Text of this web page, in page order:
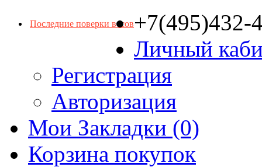
Последние поверки весов+7(495)432-
Личный
Регистрация
Авторизация
Мои Закладки (0)
Корзина покупок